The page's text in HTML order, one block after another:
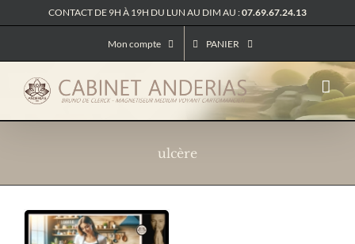
au
CONTACT DE 9H À 19H DU LUN AU DIM AU :07.69.67.24.13
Mon compte PANIER
ulcère